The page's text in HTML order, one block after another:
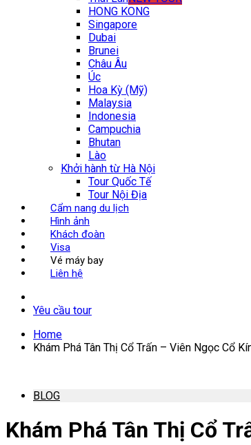
HONG KONG
Singapore
Dubai
Brunei
Châu Âu
Úc
Hoa Kỳ (Mỹ)
Malaysia
Indonesia
Campuchia
Bhutan
Lào
Khởi hành từ Hà Nội
Tour Quốc Tế
Tour Nội Địa
Cẩm nang du lịch
Hình ảnh
Khách đoàn
Visa
Vé máy bay
Liên hệ
Yêu cầu tour
Home
Khám Phá Tân Thị Cổ Trấn – Viên Ngọc Cổ
BLOG
Khám Phá Tân Thị Cổ